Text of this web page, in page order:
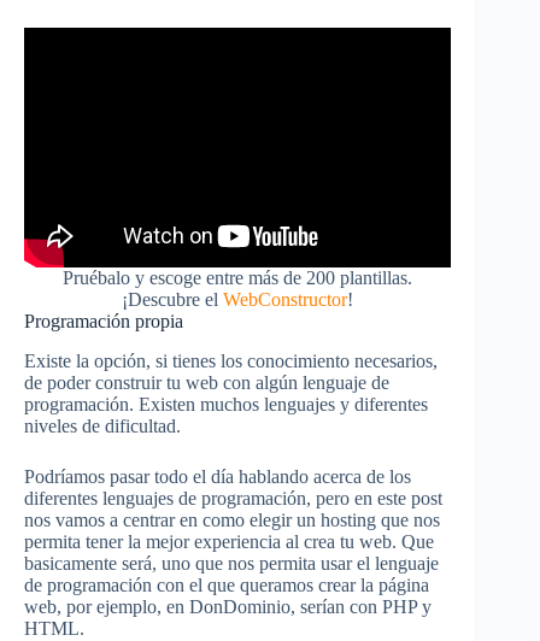
Pruébalo y escoge entre más de 200 plantillas.
¡Descubre elWebConstructor!
Programación propia
Existe la opción, si tienes los conocimiento necesarios,
de poder construir tu web con algún lenguaje de
programación. Existen muchos lenguajes y diferentes
niveles de dificultad.
Podríamos pasar todo el día hablando acerca de los
diferentes lenguajes de programación, pero en este post
nos vamos a centrar en como elegir un hosting que nos
permita tener la mejor experiencia al crea tu web. Que
basicamente será, uno que nos permita usar el lenguaje
de programación con el que queramos crear la página
web, por ejemplo, en DonDominio, serían con PHP y
HTML.